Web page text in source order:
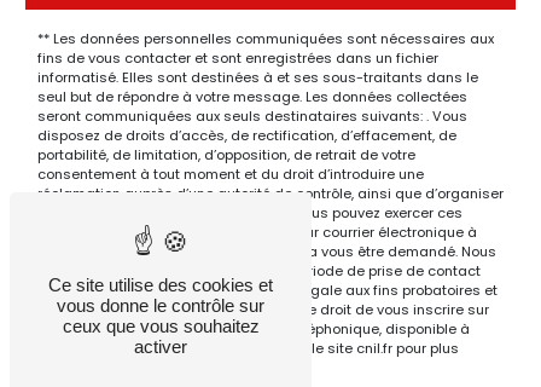
** Les données personnelles communiquées sont nécessaires aux
fins de vous contacter et sont enregistrées dans un fichier
informatisé. Elles sont destinées à et ses sous-traitants dans le
seul but de répondre à votre message. Les données collectées
seront communiquées aux seuls destinataires suivants: . Vous
disposez de droits d’accès, de rectification, d’effacement, de
portabilité, de limitation, d’opposition, de retrait de votre
consentement à tout moment et du droit d’introduire une
réclamation auprès d’une autorité de contrôle, ainsi que d’organiser
le sort de vos données post-mortem. Vous pouvez exercer ces
droits par voie postale à l'adresse ou par courrier électronique à
l'adresse . Un justificatif d'identité pourra vous être demandé. Nous
conservons vos données pendant la période de prise de contact
puis pendant la durée de prescription légale aux fins probatoires et
de gestion des contentieux. Vous avez le droit de vous inscrire sur
la liste d'opposition au démarchage téléphonique, disponible à
cette adresse:Bloctel.gouv.fr
. Consultez le site cnil.fr pour plus
Ce site utilise des cookies et
vous donne le contrôle sur
ceux que vous souhaitez
activer